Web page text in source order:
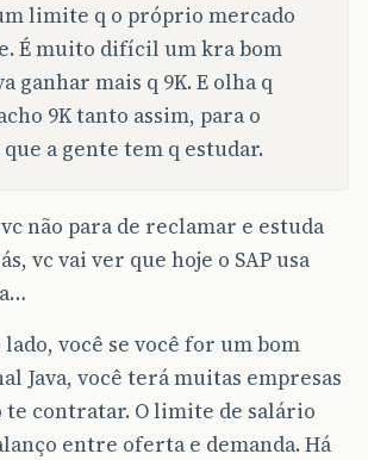
limite q o próprio mercado
É muito difícil um kra bom
ganhar mais q 9K. E olha q
9K tanto assim, para o
a gente tem q estudar.
não para de reclamar e estuda
vc vai ver que hoje o SAP usa
você se você for um bom
Java, você terá muitas empresas
te contratar. O limite de salário
entre oferta e demanda. Há